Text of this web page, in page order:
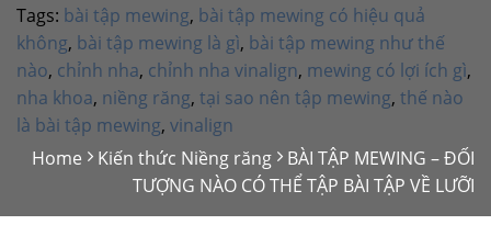
Tags: bài tập mewing, bài tập mewing có hiệu quả
không, bài tập mewing là gì, bài tập mewing như thế
nào, chỉnh nha, chỉnh nha vinalign, mewing có lợi ích gì,
nha khoa, niềng răng, tại sao nên tập mewing, thế nào
là bài tập mewing, vinalign
Home
Kiến thức Niềng răng
BÀI TẬP MEWING – ĐỐI
TƯỢNG NÀO CÓ THỂ TẬP BÀI TẬP VỀ LƯỠI